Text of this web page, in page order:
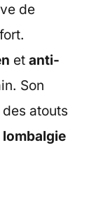
de
et anti-
Son
atouts
lombalgie